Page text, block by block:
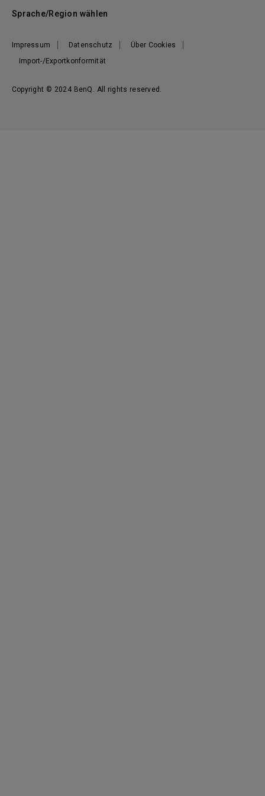
Copyright © 2024 BenQ. All rights reserved.
Impressum Datenschutz
Über Cookies
Import-/Exportkonformität
Sprache/Region wählen